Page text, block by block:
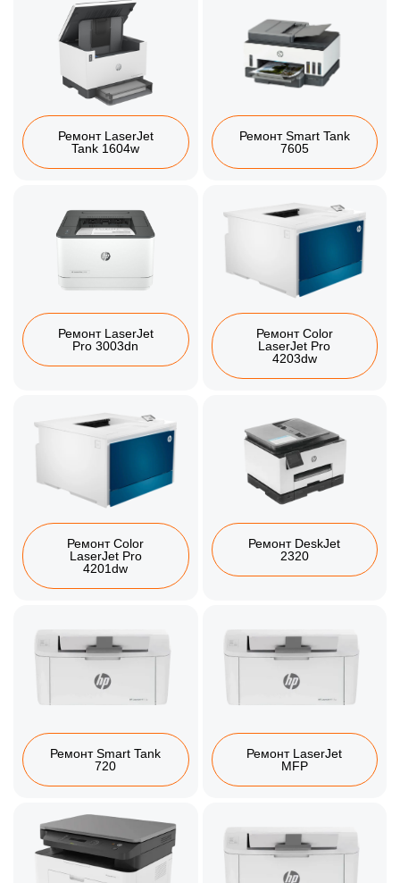
Ремонт LaserJet
Tank 1604w
Ремонт Smart Tank
7605
Ремонт LaserJet
Pro 3003dn
Ремонт Color
LaserJet Pro
4203dw
Ремонт Color
LaserJet Pro
4201dw
Ремонт DeskJet
2320
Ремонт Smart Tank
720
Ремонт LaserJet
MFP